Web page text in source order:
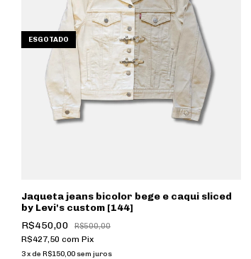
ESGOTADO
Jaqueta jeans bicolor bege e caqui sliced
by Levi's custom [144]
R$450,00
R$500,00
R$427,50 com Pix
3x de R$150,00 sem juros